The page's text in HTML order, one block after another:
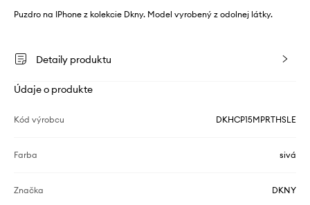
Puzdro na IPhone z kolekcie Dkny. Model vyrobený z odolnej látky.
Detaily produktu
Údaje o produkte
Kód výrobcu DKHCP15MPRTHSLE
Farba sivá
Značka DKNY